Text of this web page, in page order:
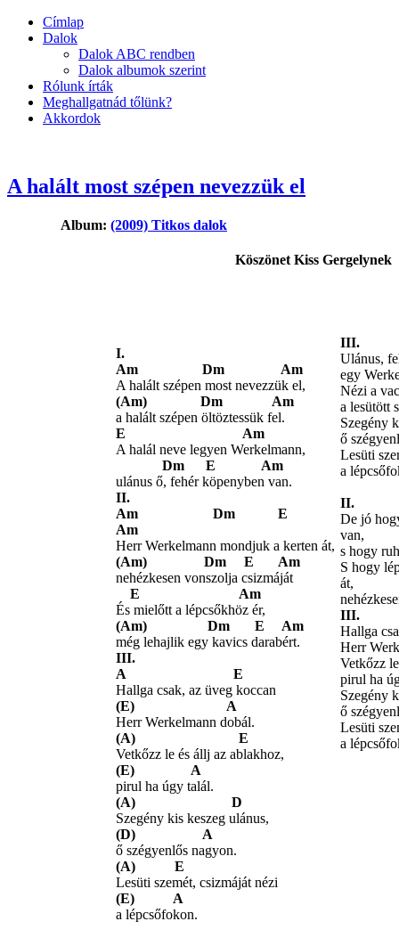
Címlap
Dalok
Dalok ABC rendben
Dalok albumok szerint
Rólunk írták
Meghallgatnád tőlünk?
Akkordok
A halált most szépen nevezzük el
Album: (2009) Titkos dalok
Köszönet Kiss Gergelynek
I.
Am Dm Am
A halált szépen most nevezzük el,
(Am) Dm Am
a halált szépen öltöztessük fel.
E Am
A halál neve legyen Werkelmann,
Dm E Am
ulánus ő, fehér köpenyben van.
II.
Am Dm E
Am
Herr Werkelmann mondjuk a kerten át,
(Am) Dm E Am
nehézkesen vonszolja csizmáját
E Am
És mielőtt a lépcsőkhöz ér,
(Am) Dm E Am
még lehajlik egy kavics darabért.
III.
A E
Hallga csak, az üveg koccan
(E) A
Herr Werkelmann dobál.
(A) E
Vetkőzz le és állj az ablakhoz,
(E) A
pirul ha úgy talál.
(A) D
Szegény kis keszeg ulánus,
(D) A
ő szégyenlős nagyon.
(A) E
Lesüti szemét, csizmáját nézi
(E) A
a lépcsőfokon.
III.
Ulánus,
egy
Nézi a
a lesütött
Szegény
ő
Lesüti
a
II.
De jó
van,
s hogy
S hogy
át,
III.
Hallga
Herr
Vetkőzz
pirul ha
Szegény
ő
Lesüti
a